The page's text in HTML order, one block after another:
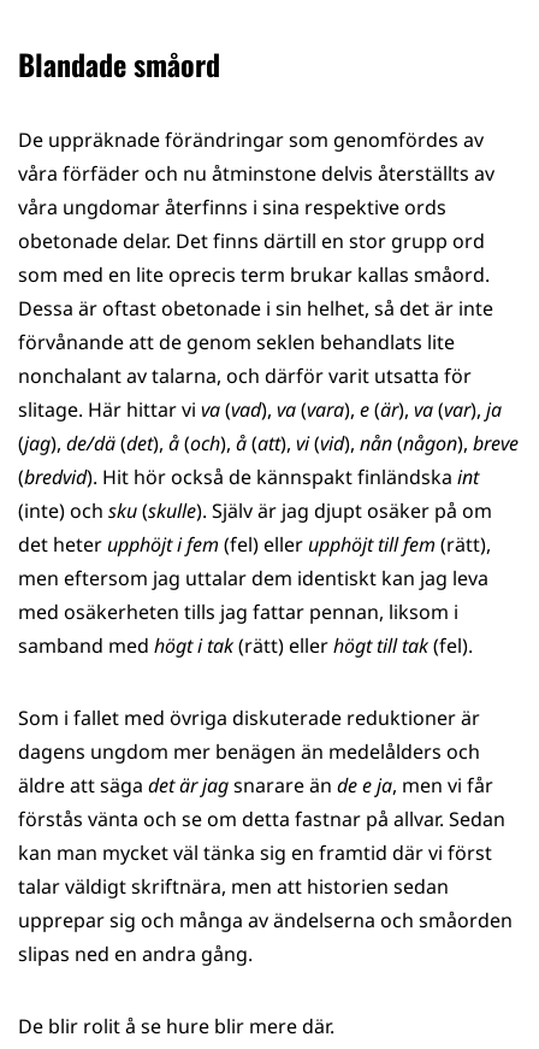
Blandade småord
De uppräknade förändringar som genomfördes av
våra förfäder och nu åtminstone delvis återställts av
våra ungdomar återfinns i sina respektive ords
obetonade delar. Det finns därtill en stor grupp ord
som med en lite oprecis term brukar kallas småord.
Dessa är oftast obetonade i sin helhet, så det är inte
förvånande att de genom seklen behandlats lite
nonchalant av talarna, och därför varit utsatta för
slitage. Här hittar vi va(vad), va(vara), e(är), va(var), ja
(jag), de/dä(det), å(och), å(att), vi(vid), nån(någon), breve
(bredvid). Hit hör också de kännspakt finländska int
(inte) och sku(skulle). Själv är jag djupt osäker på om
det heter upphöjt i fem (fel)eller upphöjt till fem (rätt),
men eftersom jag uttalar dem identiskt kan jag leva
med osäkerheten tills jag fattar pennan, liksom i
samband med högt i tak(rätt) ellerhögt till tak(fel).
Som i fallet med övriga diskuterade reduktioner är
dagens ungdom mer benägen än medelålders och
äldre att säga det är jagsnarare än de e ja, men vi får
förstås vänta och se om detta fastnar på allvar. Sedan
kan man mycket väl tänka sig en framtid där vi först
talar väldigt skriftnära, men att historien sedan
upprepar sig och många av ändelserna och småorden
slipas ned en andra gång.
De blir rolit å se hure blir mere där.